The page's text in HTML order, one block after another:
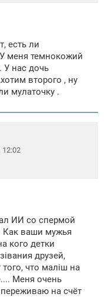
есть ли
меня темнокожий
У нас дочь
второго , ну
мулаточку .
12:02
ИИ со спермой
Как ваши мужья
кого детки
друзей,
того, что маліш на
Меня очень
на счёт